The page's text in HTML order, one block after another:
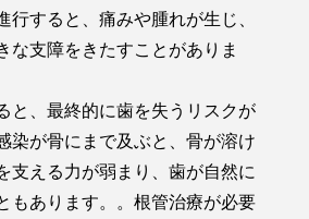
行すると、痛みや腫れが生じ、
な支障をきたすことがありま
と、最終的に歯を失うリスクが
染が骨にまで及ぶと、骨が溶け
支える力が弱まり、歯が自然に
もあります。。根管治療が必要